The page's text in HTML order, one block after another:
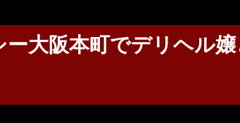
大阪本町でデリヘル